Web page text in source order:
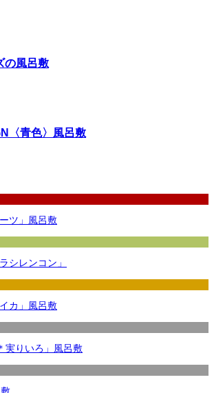
の風呂敷
〈青色〉風呂敷
ツ」風呂敷
レンコン」
カ」風呂敷
実りいろ」風呂敷